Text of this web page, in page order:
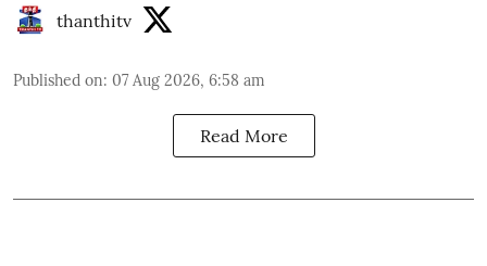
thanthitv
Published on: 07 Aug 2026, 6:58 am
Read More